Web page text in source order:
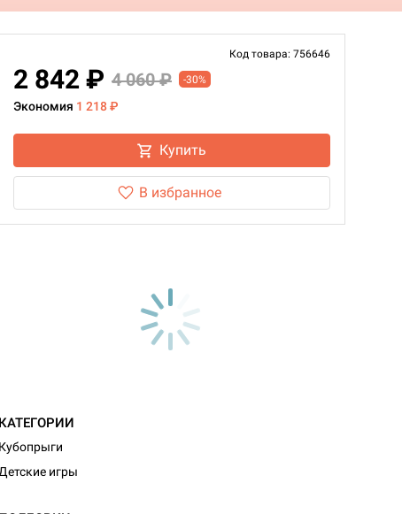
Код товара: 756646
2 842 ₽ 4 060 ₽ -30%
Экономия 1 218 ₽
Купить
В избранное
КАТЕГОРИИ
Кубопрыги
Детские игры